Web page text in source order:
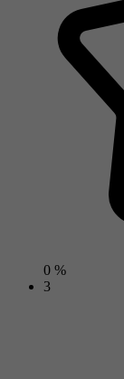
0 %
3